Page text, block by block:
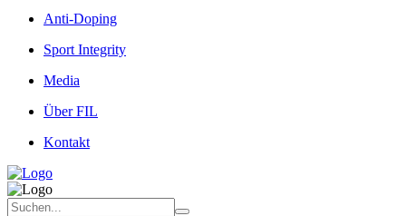
Anti-Doping
Sport Integrity
Media
Über FIL
Kontakt